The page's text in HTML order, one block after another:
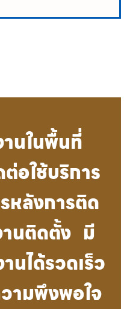
นในพื้นที่
อใช้บริการ
หลังการติด
นติดตั้ง มี
นได้รวดเร็ว
ามพึงพอใจ